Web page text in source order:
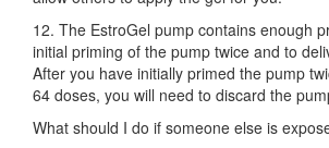
12. The EstroGel pump contains enough
initial priming of the pump twice and to
After you have initially primed the pump
64 doses, you will need to discard the
What should I do if someone else is